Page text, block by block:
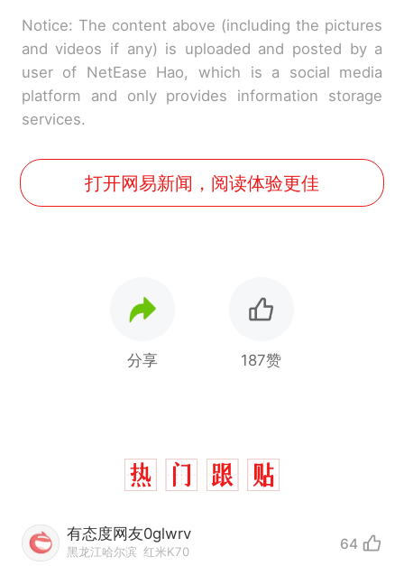
Notice: The content above (including the pictures
and videos if any) is uploaded and posted by a
user of NetEase Hao, which is a social media
platform and only provides information storage
services.
打开网易新闻，阅读体验更佳
分享 187赞
有态度网友0glwrv
黑龙江哈尔滨 红米K70 64